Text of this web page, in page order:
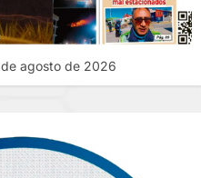
agosto de 2026